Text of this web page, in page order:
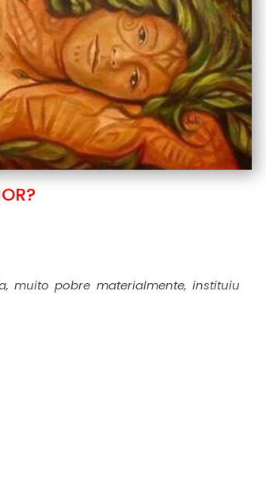
muito pobre materialmente, instituiu